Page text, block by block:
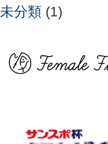
未分類 (1)